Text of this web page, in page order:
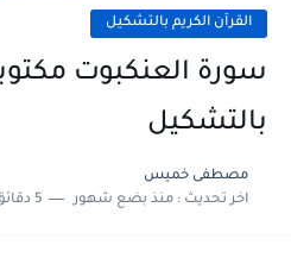
القرآن الكريم بالتشكيل
سورة العنكبوت
بالتشكيل
مصطفى خميس
اخر تحديث :منذ بضع شهور 5 دقائق للقراءة